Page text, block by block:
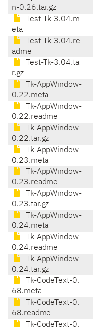
n-0.26.tar.gz
Test-Tk-3.04.m
eta
Test-Tk-3.04.re
adme
Test-Tk-3.04.ta
r.gz
Tk-AppWindow-
0.22.meta
Tk-AppWindow-
0.22.readme
Tk-AppWindow-
0.22.tar.gz
Tk-AppWindow-
0.23.meta
Tk-AppWindow-
0.23.readme
Tk-AppWindow-
0.23.tar.gz
Tk-AppWindow-
0.24.meta
Tk-AppWindow-
0.24.readme
Tk-AppWindow-
0.24.tar.gz
Tk-CodeText-0.
68.meta
Tk-CodeText-0.
68.readme
Tk-CodeText-0.